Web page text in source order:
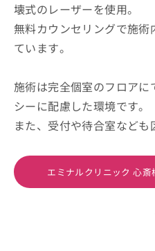
壊式のレーザーを使用。
無料カウンセリングで施
ています。
施術は完全個室のフロア
シーに配慮した環境です。
また、受付や待合室なども
エミナルクリニック 心